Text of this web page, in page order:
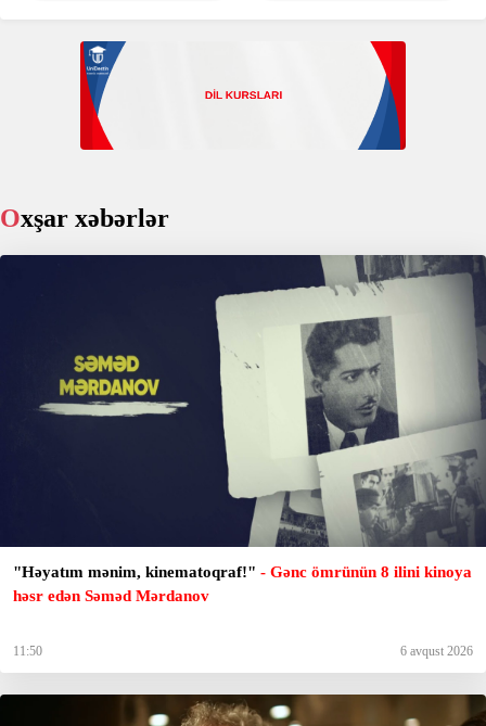
Oxşar xəbərlər
"Həyatım mənim, kinematoqraf!" - Gənc ömrünün 8 ilini kinoya
həsr edən Səməd Mərdanov
11:50 6 avqust 2026